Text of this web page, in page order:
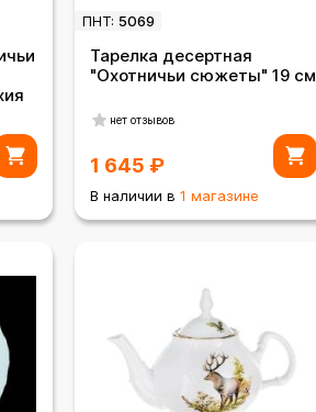
ПНТ: 5069
Тарелка десертная
"Охотничьи сюжеты" 19 см
нет отзывов
1 645 ₽
В наличии в 1 магазине